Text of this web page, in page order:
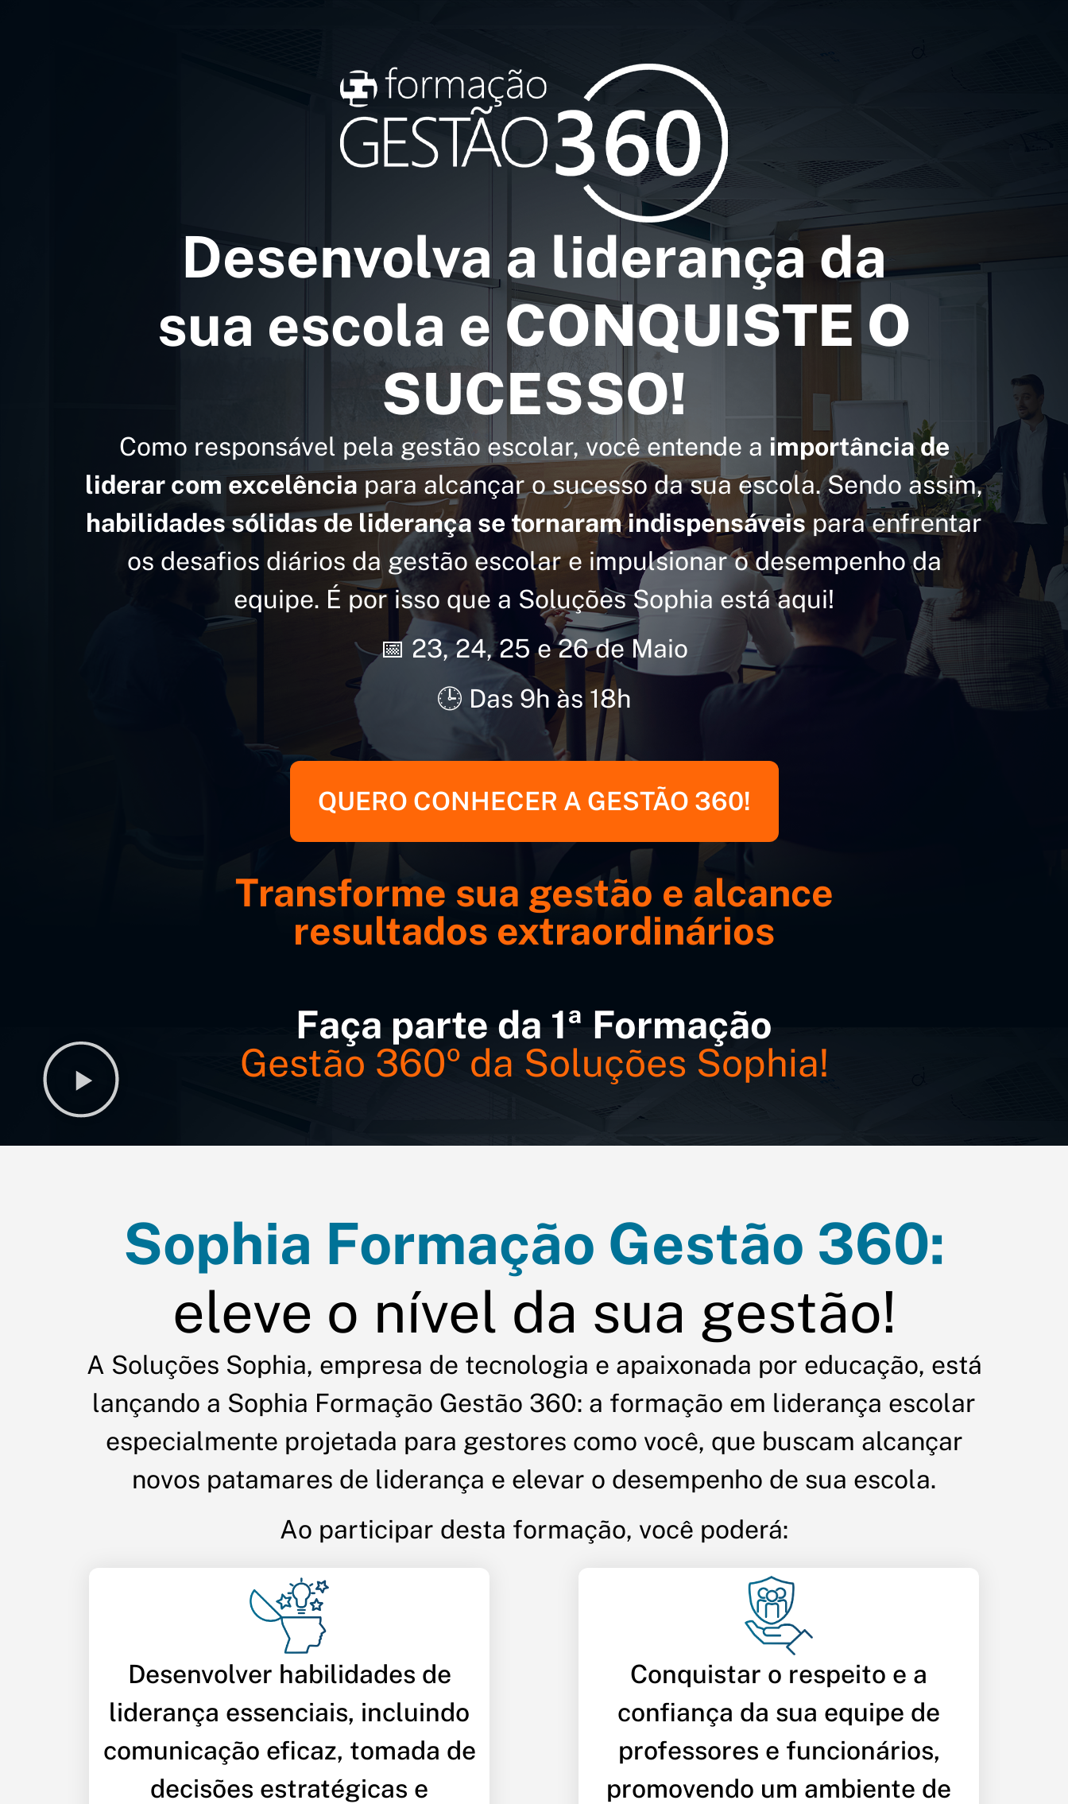
Desenvolva a liderança da
sua escola e CONQUISTE O
SUCESSO!
Como responsável pela gestão escolar, você entende a importância de
liderar com excelência para alcançar o sucesso da sua escola. Sendo assim,
habilidades sólidas de liderança se tornaram indispensáveis para enfrentar
os desafios diários da gestão escolar e impulsionar o desempenho da
equipe. É por isso que a Soluções Sophia está aqui!
📅 23, 24, 25 e 26 de Maio
🕒 Das 9h às 18h
QUERO CONHECER A GESTÃO 360!
Transforme sua gestão e alcance
resultados extraordinários
Faça parte da 1ª Formação
Gestão 360º da Soluções Sophia!
Sophia Formação Gestão 360:
eleve o nível da sua gestão!
A Soluções Sophia, empresa de tecnologia e apaixonada por educação, está
lançando a Sophia Formação Gestão 360: a formação em liderança escolar
especialmente projetada para gestores como você, que buscam alcançar
novos patamares de liderança e elevar o desempenho de sua escola.
Ao participar desta formação, você poderá:
Desenvolver habilidades de
liderança essenciais, incluindo
comunicação eficaz, tomada de
decisões estratégicas e
Conquistar o respeito e a
confiança da sua equipe de
professores e funcionários,
promovendo um ambiente de